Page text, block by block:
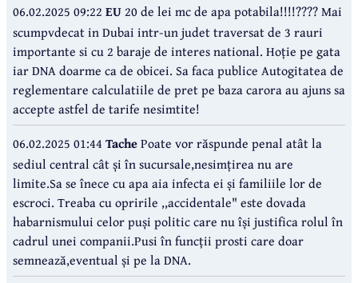
06.02.2025 09:22 EU20 de lei mc de apa potabila!!!!???? Mai
scumpvdecat in Dubai intr-un judet traversat de 3 rauri
importante si cu 2 baraje de interes national. Hoție pe gata
iar DNA doarme ca de obicei. Sa faca publice Autogitatea de
reglementare calculatiile de pret pe baza carora au ajuns sa
accepte astfel de tarife nesimtite!
06.02.2025 01:44 TachePoate vor răspunde penal atât la
sediul central cât și în sucursale,nesimțirea nu are
limite.Sa se înece cu apa aia infecta ei și familiile lor de
escroci. Treaba cu opririle ,,accidentale" este dovada
habarnismului celor puși politic care nu își justifica rolul în
cadrul unei companii.Pusi în funcții prosti care doar
semnează,eventual și pe la DNA.